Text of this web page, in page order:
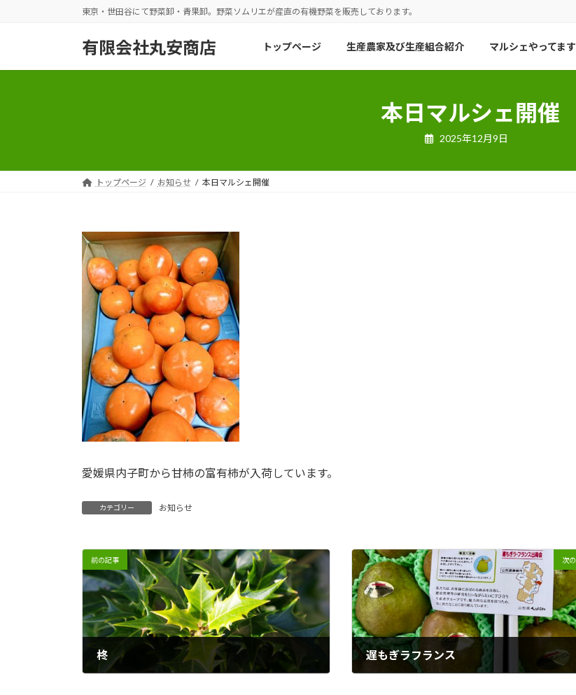
東京・世田谷にて野菜卸・青果卸。野菜ソムリエが産直の有機野菜を販売しております。
有限会社丸安商店 トップページ 生産農家及び生産組合紹介 マルシェやってます
本日マルシェ開催
2025年12月9日
トップページ お知らせ 本日マルシェ開催
愛媛県内子町から甘柿の富有柿が入荷しています。
カテゴリー お知らせ
前の記事
柊
次
遅もぎラフランス